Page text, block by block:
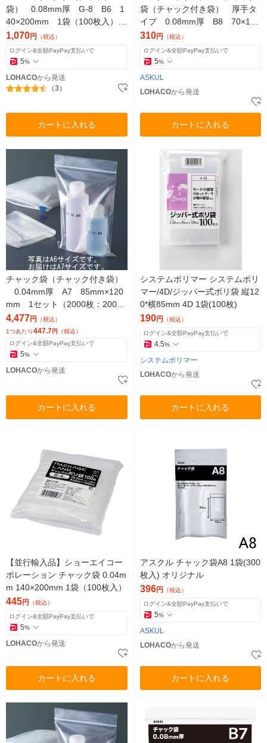
袋） 0.08mm厚 G-8 B6 1
40×200mm 1袋（100枚入）
生産日本社 セイニチ
1,070円 （税込）
ログイン&全額PayPay支払いで
5%
LOHACOから発送
（3）
カートに入れる
袋（チャック付き袋） 厚手タ
イプ 0.08mm厚 B8 70×100
mm 1袋（100枚入） オリジナ
ル
310円 （税込）
ログイン&全額PayPay支払いで
5%
ASKUL
LOHACOから発送
カートに入れる
チャック袋（チャック付き袋）
0.04mm厚 A7 85mm×120
mm 1セット（2000枚：200枚
入×10袋） 伊藤忠リーテイル
リンク
4,477円
（税込）
1つあたり447.7円 （税込）
ログイン&全額PayPay支払いで
5%
LOHACOから発送
カートに入れる
システムポリマー システムポリ
マー/4D/ジッパー式ポリ袋 縦12
0*横85mm 4D 1袋(100枚)
190円 （税込）
ログイン&全額PayPay支払いで
4.5%
システムポリマー
LOHACOから発送
カートに入れる
【並行輸入品】ショーエイコー
ポレーション チャック袋 0.04m
m 140×200mm 1袋（100枚入）
445円 （税込）
ログイン&全額PayPay支払いで
5%
LOHACOから発送
カートに入れる
アスクル チャック袋A8 1袋(300
枚入) オリジナル
396円 （税込）
ログイン&全額PayPay支払いで
5%
ASKUL
LOHACOから発送
カートに入れる